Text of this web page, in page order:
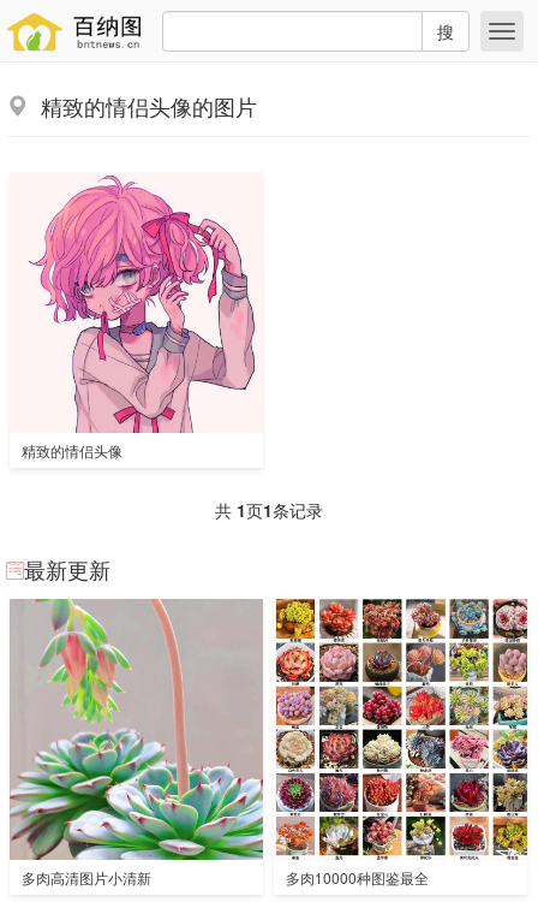
搜
精致的情侣头像的图片
精致的情侣头像
共 1页1条记录
最新更新
多肉高清图片小清新 多肉10000种图鉴最全